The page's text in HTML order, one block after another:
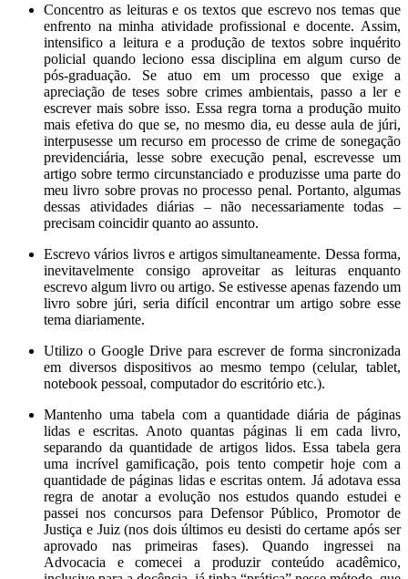
Concentro as leituras e os textos que escrevo nos temas que
enfrento na minha atividade profissional e docente. Assim,
intensifico a leitura e a produção de textos sobre inquérito
policial quando leciono essa disciplina em algum curso de
pós-graduação. Se atuo em um processo que exige a
apreciação de teses sobre crimes ambientais, passo a ler e
escrever mais sobre isso. Essa regra torna a produção muito
mais efetiva do que se, no mesmo dia, eu desse aula de júri,
interpusesse um recurso em processo de crime de sonegação
previdenciária, lesse sobre execução penal, escrevesse um
artigo sobre termo circunstanciado e produzisse uma parte do
meu livro sobre provas no processo penal. Portanto, algumas
dessas atividades diárias – não necessariamente todas –
precisam coincidir quanto ao assunto.
Escrevo vários livros e artigos simultaneamente. Dessa forma,
inevitavelmente consigo aproveitar as leituras enquanto
escrevo algum livro ou artigo. Se estivesse apenas fazendo um
livro sobre júri, seria difícil encontrar um artigo sobre esse
tema diariamente.
Utilizo o Google Drive para escrever de forma sincronizada
em diversos dispositivos ao mesmo tempo (celular, tablet,
notebook pessoal, computador do escritório etc.).
Mantenho uma tabela com a quantidade diária de páginas
lidas e escritas. Anoto quantas páginas li em cada livro,
separando da quantidade de artigos lidos. Essa tabela gera
uma incrível gamificação, pois tento competir hoje com a
quantidade de páginas lidas e escritas ontem. Já adotava essa
regra de anotar a evolução nos estudos quando estudei e
passei nos concursos para Defensor Público, Promotor de
Justiça e Juiz (nos dois últimos eu desisti do certame após ser
aprovado nas primeiras fases). Quando ingressei na
Advocacia e comecei a produzir conteúdo acadêmico,